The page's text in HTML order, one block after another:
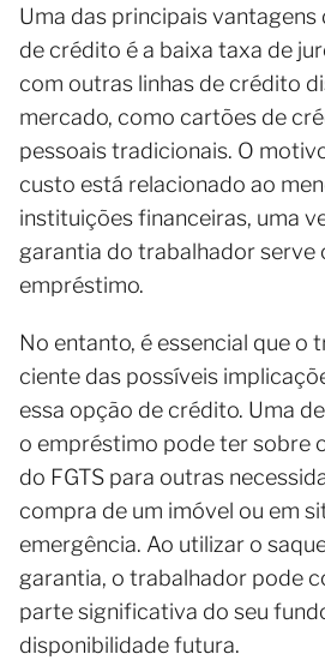
Uma das principais
de crédito é a baixa taxa de
com outras linhas de crédito
mercado, como cartões de
pessoais tradicionais. O
custo está relacionado ao
instituições financeiras, uma
garantia do trabalhador serve
empréstimo.
No entanto, é essencial que o
ciente das possíveis
essa opção de crédito. Uma
o empréstimo pode ter sobre
do FGTS para outras
compra de um imóvel ou em
emergência. Ao utilizar o
garantia, o trabalhador pode
parte significativa do seu
disponibilidade futura.